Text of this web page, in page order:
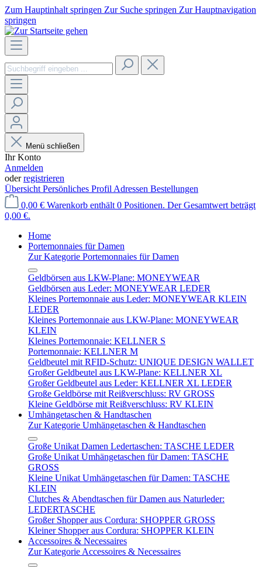
Zum Hauptinhalt springen Zur Suche springen Zur Hauptnavigation
springen
Menü schließen
Ihr Konto
Anmelden
oderregistrieren
Übersicht Persönliches Profil Adressen Bestellungen
0,00 € Warenkorb enthält 0 Positionen. Der Gesamtwert beträgt
0,00 €.
Home
Portemonnaies für Damen
Zur Kategorie Portemonnaies für Damen
Geldbörsen aus LKW-Plane: MONEYWEAR
Geldbörsen aus Leder: MONEYWEAR LEDER
Kleines Portemonnaie aus Leder: MONEYWEAR KLEIN
LEDER
Kleines Portemonnaie aus LKW-Plane: MONEYWEAR
KLEIN
Kleines Portemonnaie: KELLNER S
Portemonnaie: KELLNER M
Geldbeutel mit RFID-Schutz: UNIQUE DESIGN WALLET
Großer Geldbeutel aus LKW-Plane: KELLNER XL
Großer Geldbeutel aus Leder: KELLNER XL LEDER
Große Geldbörse mit Reißverschluss: RV GROSS
Kleine Geldbörse mit Reißverschluss: RV KLEIN
Umhängetaschen & Handtaschen
Zur Kategorie Umhängetaschen & Handtaschen
Große Unikat Damen Ledertaschen: TASCHE LEDER
Große Unikat Umhängetaschen für Damen: TASCHE
GROSS
Kleine Unikat Umhängetaschen für Damen: TASCHE
KLEIN
Clutches & Abendtaschen für Damen aus Naturleder:
LEDERTASCHE
Großer Shopper aus Cordura: SHOPPER GROSS
Kleiner Shopper aus Cordura: SHOPPER KLEIN
Accessoires & Necessaires
Zur Kategorie Accessoires & Necessaires